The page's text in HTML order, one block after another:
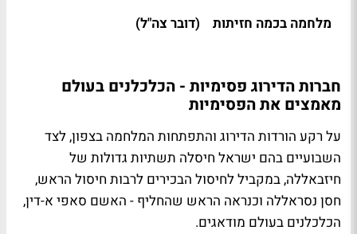
מלחמה בכמה חזיתות (דובר צה"ל)
חברות הדירוג פסימיות - הכלכלנים בעולם
מאמצים את הפסימיות
על רקע הורדות הדירוג והתפתחות המלחמה בצפון, לצד
השבועיים בהם ישראל חיסלה תשתיות גדולות של
חיזבאללה, במקביל לחיסול הבכירים לרבות חיסול הראש,
חסן נסראללה וכנראה הראש שהחליף - האשם סאפי א-דין,
הכלכלנים בעולם מודאגים.